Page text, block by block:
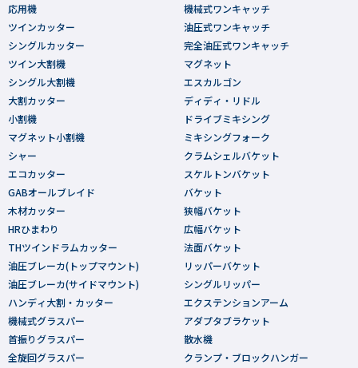
応用機
ツインカッター
シングルカッター
ツイン大割機
シングル大割機
大割カッター
小割機
マグネット小割機
シャー
エコカッター
GABオールブレイド
木材カッター
HRひまわり
THツインドラムカッター
油圧ブレーカ(トップマウント)
油圧ブレーカ(サイドマウント)
ハンディ大割・カッター
機械式グラスパー
首振りグラスパー
全旋回グラスパー
機械式ワンキャッチ
油圧式ワンキャッチ
完全油圧式ワンキャッチ
マグネット
エスカルゴン
ディディ・リドル
ドライブミキシング
ミキシングフォーク
クラムシェルバケット
スケルトンバケット
バケット
狭幅バケット
広幅バケット
法面バケット
リッパーバケット
シングルリッパー
エクステンションアーム
アダプタブラケット
散水機
クランプ・ブロックハンガー